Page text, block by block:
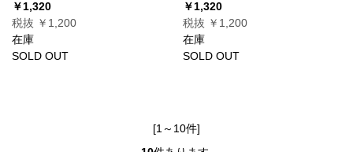
￥1,320
税抜 ￥1,200
在庫
SOLD OUT
￥1,320
税抜 ￥1,200
在庫
SOLD OUT
[1～10件]